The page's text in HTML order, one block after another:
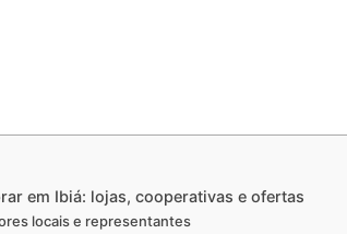
em Ibiá: lojas, cooperativas e ofertas
locais e representantes